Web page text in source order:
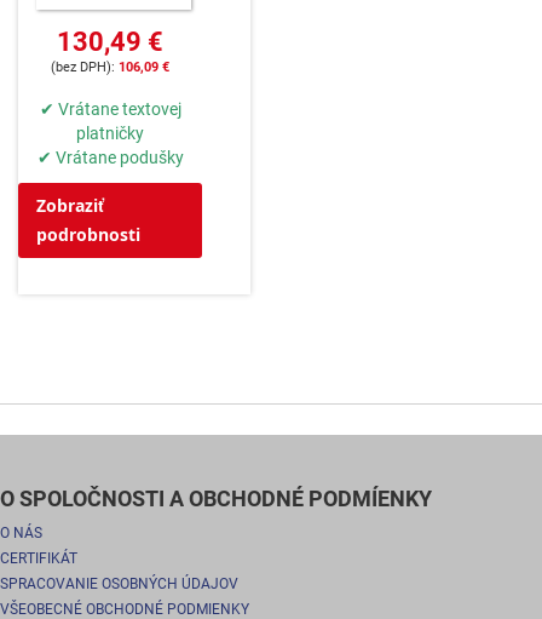
130,49 €
106,09 €
✔ Vrátane textovej
platničky
✔ Vrátane podušky
Zobraziť
podrobnosti
O SPOLOČNOSTI A OBCHODNÉ PODMÍENKY
O NÁS
CERTIFIKÁT
SPRACOVANIE OSOBNÝCH ÚDAJOV
VŠEOBECNÉ OBCHODNÉ PODMIENKY